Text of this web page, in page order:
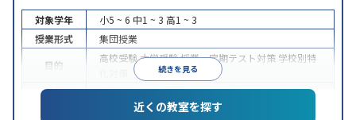
続きを見る
対象学年 小5 ~ 6 中1 ~ 3 高1 ~ 3
授業形式
集団授業
目的
高校受験大学受験授業・定期テスト対策 学校別特
特徴
授業の振替可能
近くの教室を探す